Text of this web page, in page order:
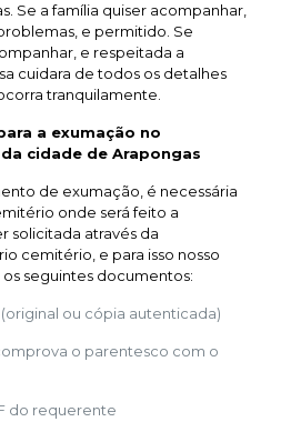
Se a família quiser acompanhar,
e permitido. Se
e respeitada a
cuidara de todos os detalhes
tranquilamente.
a exumação no
cidade de Arapongas
de exumação, é necessária
onde será feito a
solicitada através da
cemitério, e para isso nosso
seguintes documentos:
ou cópia autenticada)
o parentesco com o
do requerente